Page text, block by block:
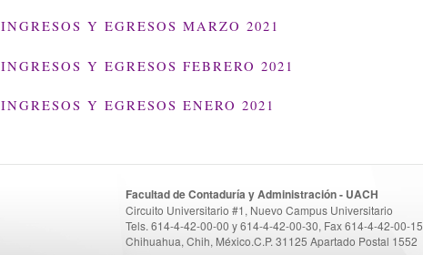
INGRESOS Y EGRESOS MARZO 2021
INGRESOS Y EGRESOS FEBRERO 2021
INGRESOS Y EGRESOS ENERO 2021
Facultad de Contaduría y Administración - UACH
Circuito Universitario #1, Nuevo Campus Universitario
Tels. 614-4-42-00-00 y 614-4-42-00-30, Fax 614-4-42-00-15
Chihuahua, Chih, México.C.P. 31125 Apartado Postal 1552